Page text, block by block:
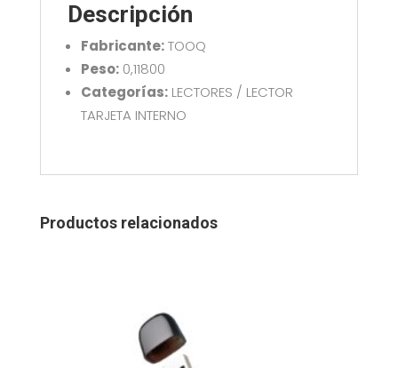
Descripción
Fabricante:TOOQ
Peso:0,11800
Categorías:LECTORES / LECTOR
TARJETA INTERNO
Productos relacionados